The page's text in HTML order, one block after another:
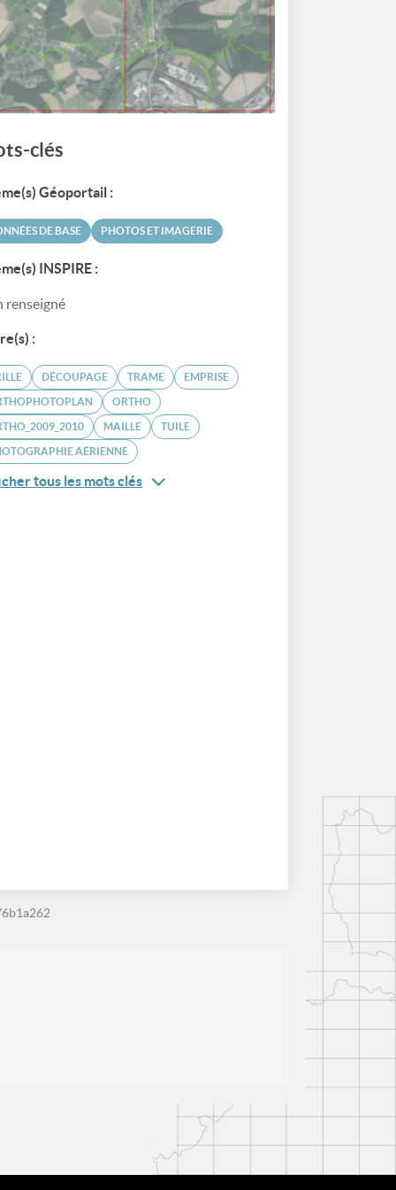
clés
Géoportail :
DE BASE PHOTOS ET IMAGERIE
INSPIRE :
renseigné
:
DÉCOUPAGE TRAME EMPRISE
ORTHO
MAILLE TUILE
AÉRIENNE
tous les mots clés